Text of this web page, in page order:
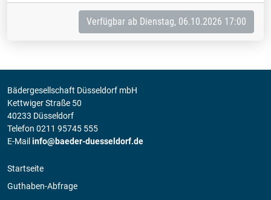
Verfügbar ab Dienstag, 06.10.2026 17:00
Bädergesellschaft Düsseldorf mbH
Kettwiger Straße 50
40233 Düsseldorf
Telefon 0211 95745 555
E-Mail info@baeder-duesseldorf.de
Startseite
Guthaben-Abfrage